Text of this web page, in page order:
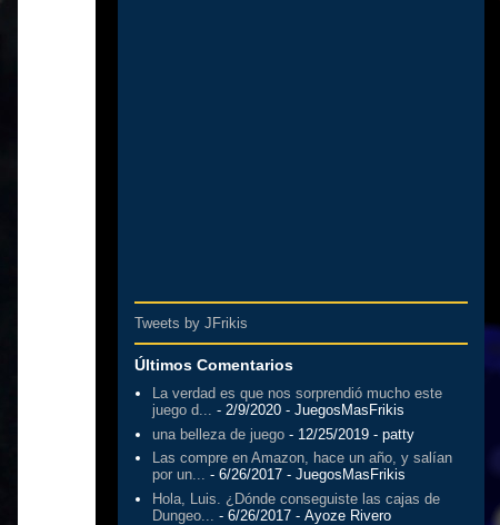
Tweets by JFrikis
Últimos Comentarios
La verdad es que nos sorprendió mucho este
juego d... - 2/9/2020 - JuegosMasFrikis
una belleza de juego - 12/25/2019 - patty
Las compre en Amazon, hace un año, y salían
por un... - 6/26/2017 - JuegosMasFrikis
Hola, Luis. ¿Dónde conseguiste las cajas de
Dungeo...
- 6/26/2017 - Ayoze Rivero